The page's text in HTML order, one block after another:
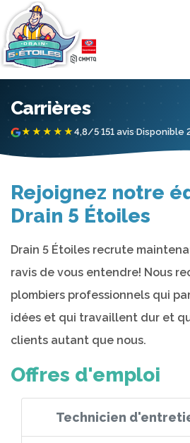
Carrières
★★★★★ 4,8/5·151 avis·Disponible
Rejoignez notre
Drain 5 Étoiles
Drain 5 Étoiles recrute
ravis de vous entendre! Nous
plombiers professionnels qui
idées et qui travaillent dur et
clients autant que nous.
Offres d'emploi
Technicien